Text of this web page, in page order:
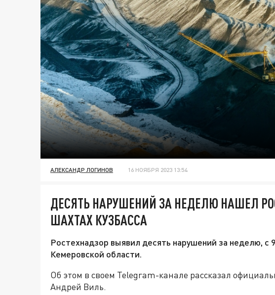
АЛЕКСАНДР ЛОГИНОВ 16 НОЯБРЯ 2023 13:54
ДЕСЯТЬ НАРУШЕНИЙ ЗА НЕДЕЛЮ НАШЕЛ
ШАХТАХ КУЗБАССА
Ростехнадзор выявил десять нарушений за неделю, с
Кемеровской области.
Об этом в своем Telegram-канале рассказал
Андрей Виль.